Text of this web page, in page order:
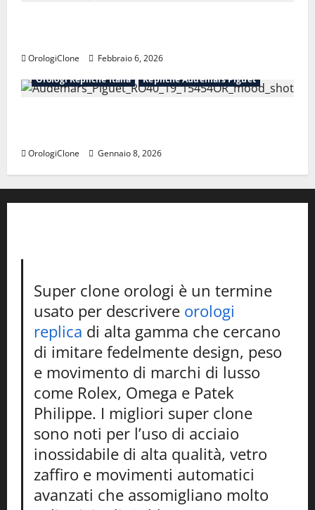
OrologiClone
Febbraio 6, 2026
Orologi Repliche Italia
Repliche Audemars Piguet
OrologiClone Gennaio 8, 2026
Super clone orologi è un termine
usato per descrivere orologi
replica di alta gamma che cercano
di imitare fedelmente design, peso
e movimento di marchi di lusso
come Rolex, Omega e Patek
Philippe. I migliori super clone
sono noti per l’uso di acciaio
inossidabile di alta qualità, vetro
zaffiro e movimenti automatici
avanzati che assomigliano molto